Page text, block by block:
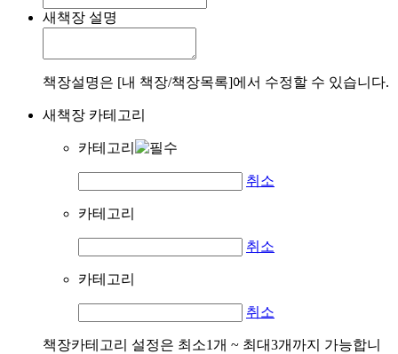
새책장 설명
책장설명은 [내 책장/책장목록]에서 수정할 수 있습니다.
새책장 카테고리
카테고리
취소
카테고리
취소
카테고리
취소
책장카테고리 설정은 최소1개 ~ 최대3개까지 가능합니